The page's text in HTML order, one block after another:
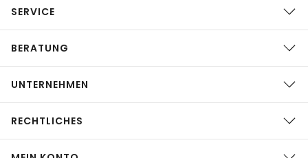
SERVICE
BERATUNG
UNTERNEHMEN
RECHTLICHES